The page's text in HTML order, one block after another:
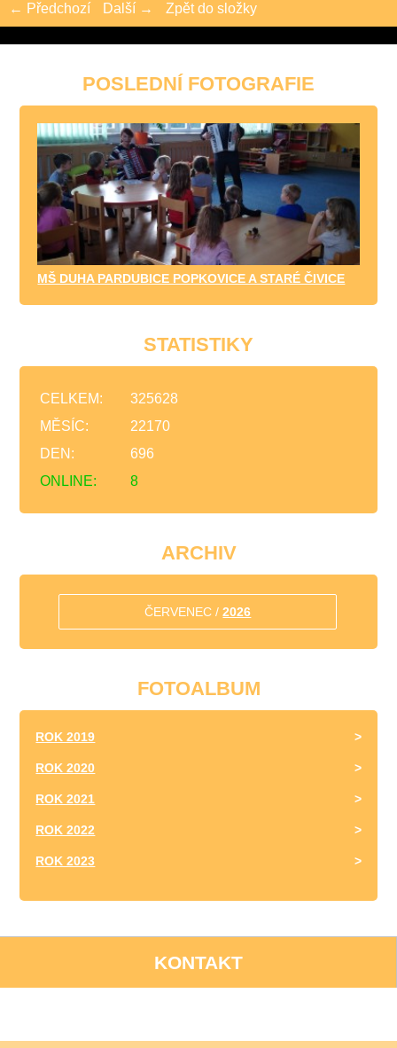
← Předchozí Další → Zpět do složky
POSLEDNÍ FOTOGRAFIE
MŠ DUHA PARDUBICE POPKOVICE A STARÉ ČIVICE
STATISTIKY
ONLINE: 8
CELKEM:
325628
MĚSÍC:
22170
DEN:
696
ARCHIV
ČERVENEC /2026
FOTOALBUM
ROK 2019
ROK 2020
ROK 2021
ROK 2022
ROK 2023
KONTAKT